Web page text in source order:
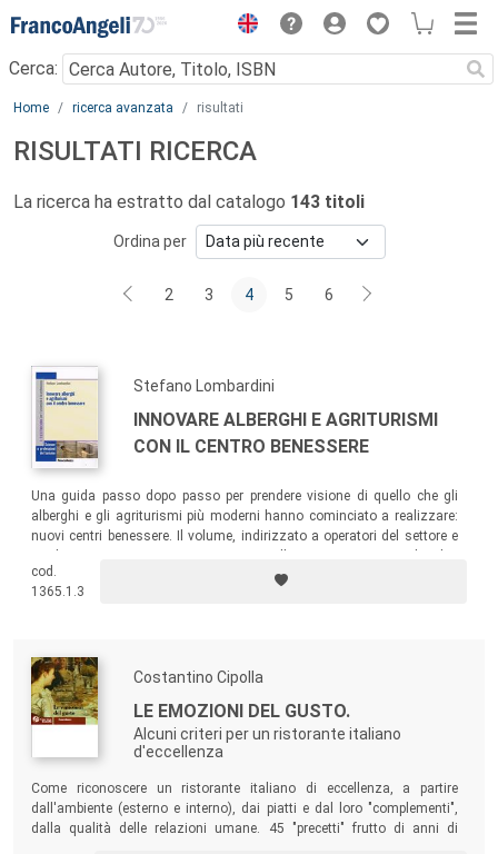
Menu
Cerca:
Main content
Home ricerca avanzata risultati
RISULTATI RICERCA
La ricerca ha estratto dal catalogo 143 titoli
Ordina per
2 3 4 5 6
Stefano Lombardini
INNOVARE ALBERGHI E AGRITURISMI
CON IL CENTRO BENESSERE
Una guida passo dopo passo per prendere visione di quello che gli
alberghi e gli agriturismi più moderni hanno cominciato a realizzare:
nuovi centri benessere. Il volume, indirizzato a operatori del settore e
dei fattori critici, dei costi e della redditività attesa.
cod.
1365.1.3
Costantino Cipolla
LE EMOZIONI DEL GUSTO.
Alcuni criteri per un ristorante italiano
d'eccellenza
Come riconoscere un ristorante italiano di eccellenza, a partire
dall'ambiente (esterno e interno), dai piatti e dal loro "complementi",
dalla qualità delle relazioni umane. 45 "precetti" frutto di anni di